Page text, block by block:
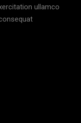
ullamco